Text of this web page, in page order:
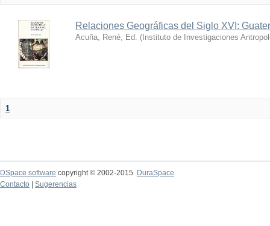
Relaciones Geográficas del Siglo XVI:
Acuña, René, Ed. ( Instituto de Investigaciones
1
DSpace software copyright © 2002-2015
DuraSpace
Contacto
Sugerencias